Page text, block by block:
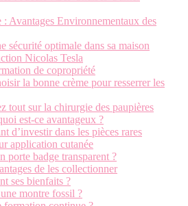
Avantages Environnementaux des
sécurité optimale dans sa maison
Nicolas Tesla
de copropriété
la bonne crème pour resserrer les
tout sur la chirurgie des paupières
est-ce avantageux ?
d’investir dans les pièces rares
application cutanée
porte badge transparent ?
de les collectionner
ses bienfaits ?
montre fossil ?